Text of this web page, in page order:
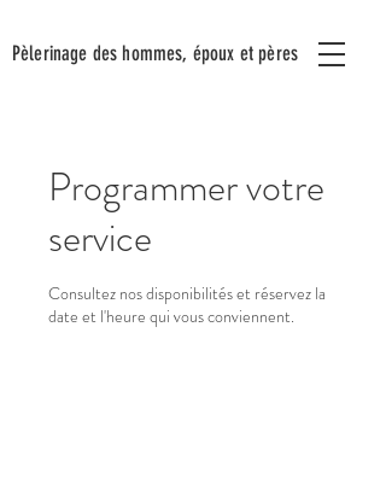
Pèlerinage des hommes, époux et pères
Programmer votre
service
Consultez nos disponibilités et réservez la
date et l'heure qui vous conviennent.